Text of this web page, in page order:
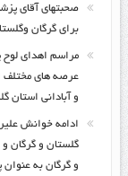
صحبتهای آقای
برای گرگان
مراسم اهدای لوح
عرصه های مختلف
و آبادانی استان
ادامه خوانش
گلستان و گرگان
و گرگان به